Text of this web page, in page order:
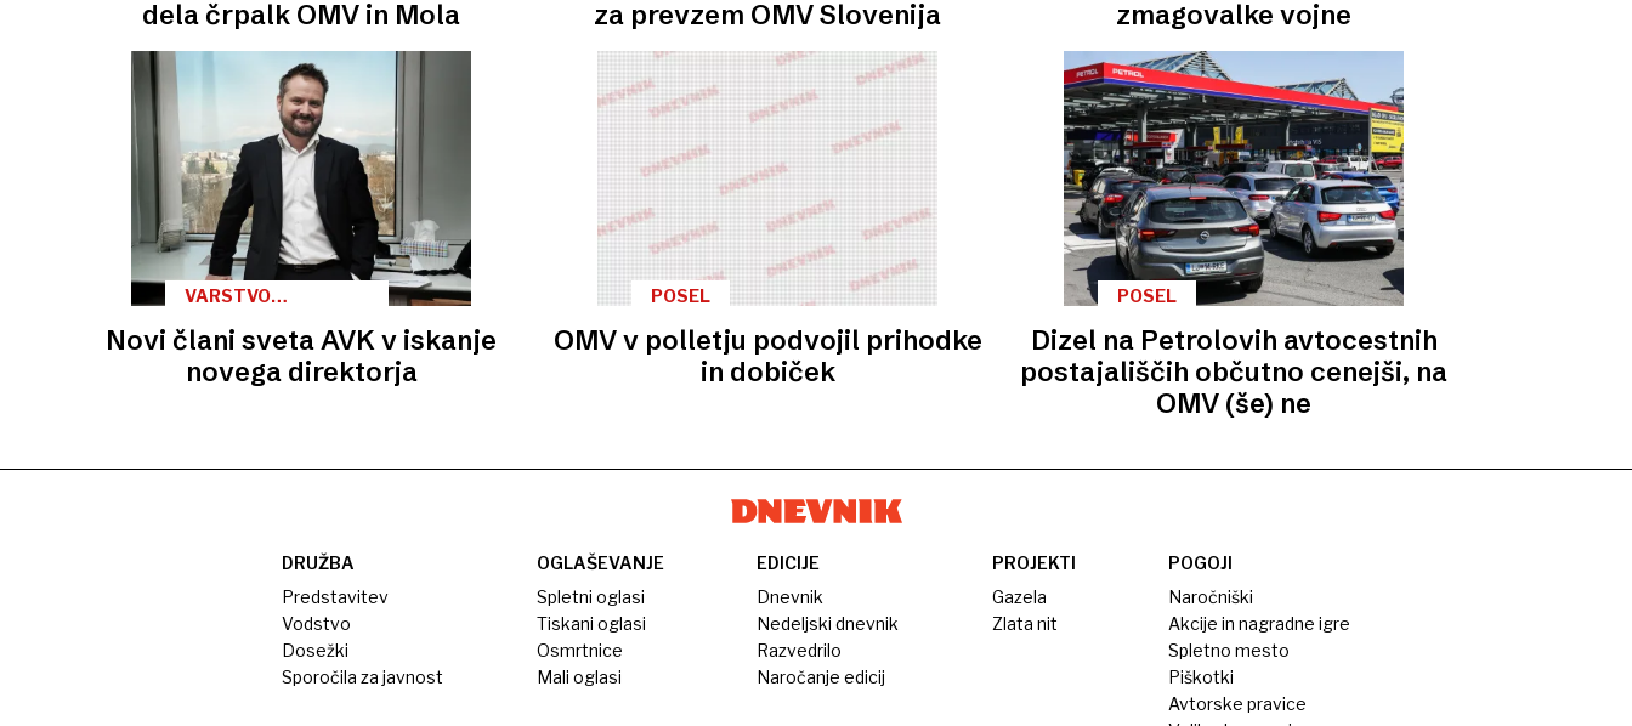
dela črpalk OMV in Mola
za prevzem OMV Slovenija
zmagovalke vojne
VARSTVO
KADRI
Novi člani sveta AVK v iskanje
novega direktorja
POSEL
OMV v polletju podvojil prihodke
in dobiček
POSEL
Dizel na Petrolovih avtocestnih
postajališčih občutno cenejši, na
OMV (še) ne
DRUŽBA
Predstavitev
Vodstvo
Dosežki
Sporočila za javnost
OGLAŠEVANJE
Spletni oglasi
Tiskani oglasi
Osmrtnice
Mali oglasi
EDICIJE
Dnevnik
Nedeljski dnevnik
Razvedrilo
Naročanje edicij
PROJEKTI
Gazela
Zlata nit
POGOJI
Naročniški
Akcije in nagradne igre
Spletno mesto
Piškotki
Avtorske pravice